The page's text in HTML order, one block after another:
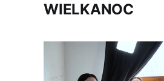
WIELKANOC